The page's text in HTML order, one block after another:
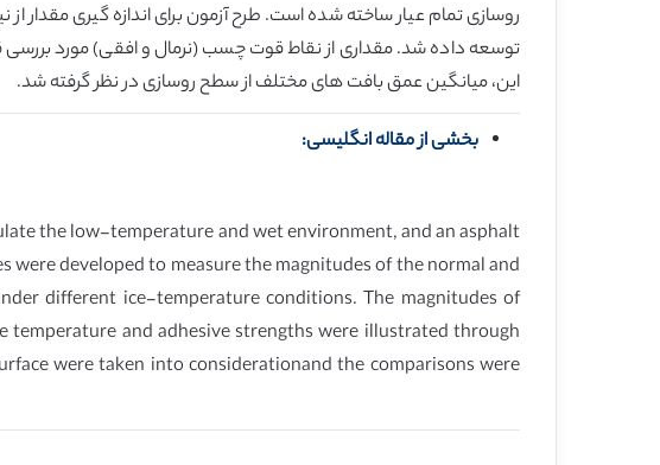
روسازی تمام عیار ساخته شده است. طرح آزمون برای اندازه گیری
توسعه داده شد. مقداری از نقاط قوت چسب (نرمال و افقی) مورد
این، میانگین عمق بافت های مختلف از سطح روسازی در نظر گرفته شد.
بخشی از مقاله انگلیسی:
the low-temperature and wet environment, and an asphalt
developed to measure the magnitudes of the normal and
different ice-temperature conditions. The magnitudes of
and adhesive strengths were illustrated through
were taken into considerationand the comparisons were